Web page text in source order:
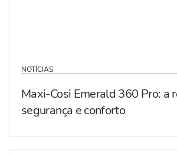
NOTÍCIAS
Maxi-Cosi Emerald 360 Pro: a
segurança e conforto